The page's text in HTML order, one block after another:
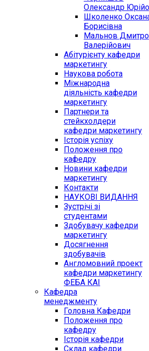
Олександр
Школенко
Борисівна
Мальнов Дмитро
Валерійович
Абітурієнту кафедри
маркетингу
Наукова робота
Міжнародна
діяльність кафедри
маркетингу
Партнери та
стейкхолдери
кафедри маркетингу
Історія успіху
Положення про
кафедру
Новини кафедри
маркетингу
Контакти
НАУКОВІ ВИДАННЯ
Зустрічі зі
студентами
Здобувачу кафедри
маркетингу
Досягнення
здобувачів
Англомовний проект
кафедри маркетингу
ФЕБА КАІ
Кафедра
менеджменту
Головна Кафедри
Положення про
кафедру
Історія кафедри
Склад кафедри